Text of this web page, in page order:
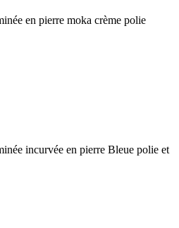
en pierre moka crème polie
incurvée en pierre Bleue polie et